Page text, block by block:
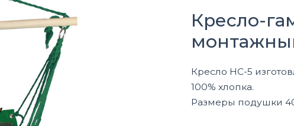
Кресло-
Кресло HC-5
100% хлопка.
Размеры подушки